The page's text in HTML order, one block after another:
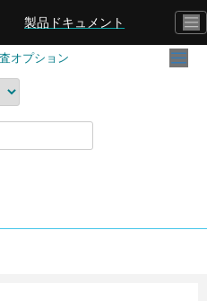
製品ドキュメント
オプション